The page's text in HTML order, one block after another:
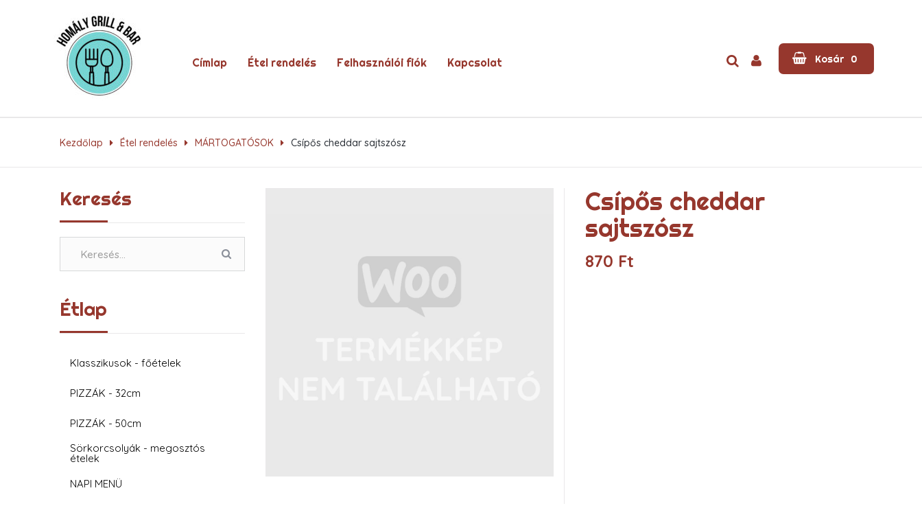
Címlap Étel rendelés Felhasználói fiók Kapcsolat Kosár 0
Kezdőlap Étel rendelés MÁRTOGATÓSOK Csípős cheddar sajtszósz
Keresés
Étlap
Klasszikusok - főételek
PIZZÁK - 32cm
PIZZÁK - 50cm
Sörkorcsolyák - megosztós
ételek
NAPI MENÜ
Csípős cheddar
sajtszósz
870 Ft